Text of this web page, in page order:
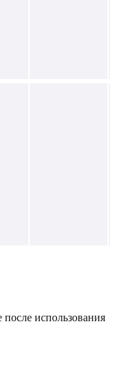
использования